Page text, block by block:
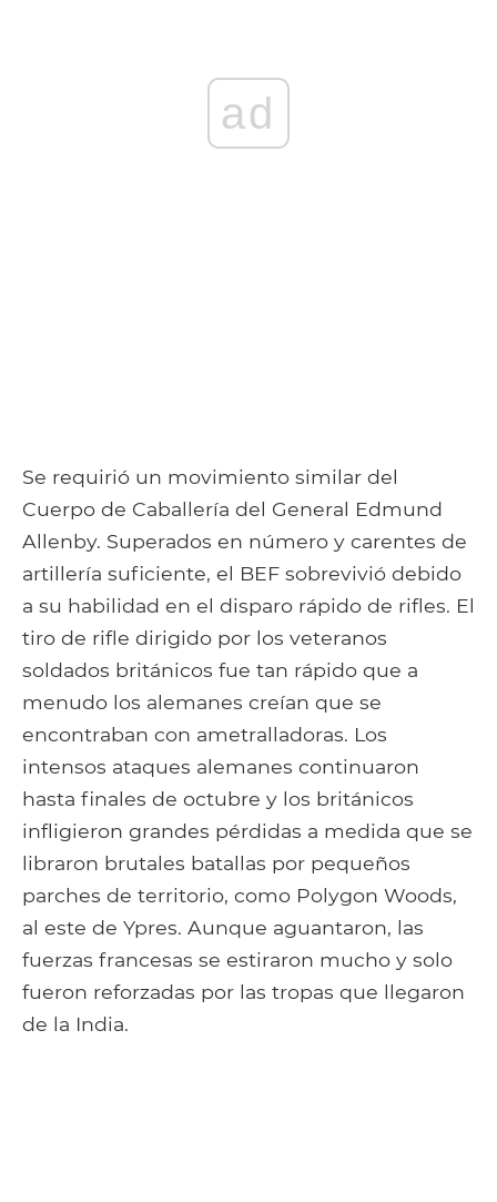
ad
Se requirió un movimiento similar del
Cuerpo de Caballería del General Edmund
Allenby. Superados en número y carentes de
artillería suficiente, el BEF sobrevivió debido
a su habilidad en el disparo rápido de rifles. El
tiro de rifle dirigido por los veteranos
soldados británicos fue tan rápido que a
menudo los alemanes creían que se
encontraban con ametralladoras. Los
intensos ataques alemanes continuaron
hasta finales de octubre y los británicos
infligieron grandes pérdidas a medida que se
libraron brutales batallas por pequeños
parches de territorio, como Polygon Woods,
al este de Ypres. Aunque aguantaron, las
fuerzas francesas se estiraron mucho y solo
fueron reforzadas por las tropas que llegaron
de la India.